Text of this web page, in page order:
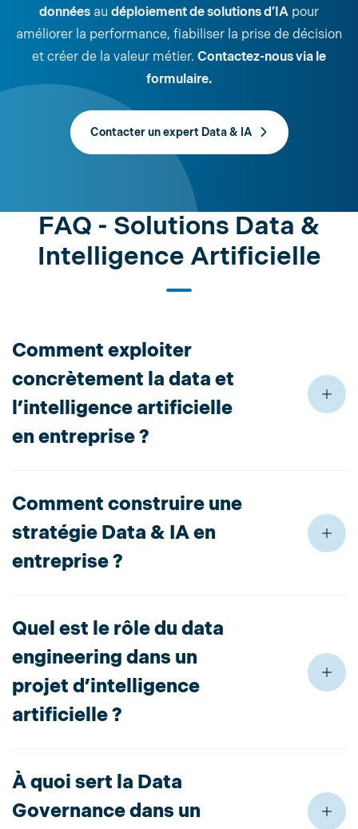
données au déploiement de solutions d’IA pour
améliorer la performance, fiabiliser la prise de décision
et créer de la valeur métier. Contactez-nous via le
formulaire.
Contacter un expert Data & IA
FAQ - Solutions Data &
Intelligence Artificielle
Comment exploiter
concrètement la data et
l’intelligence artificielle
en entreprise ?
Comment construire une
stratégie Data & IA en
entreprise ?
Quel est le rôle du data
engineering dans un
projet d’intelligence
artificielle ?
À quoi sert la Data
Governance dans un